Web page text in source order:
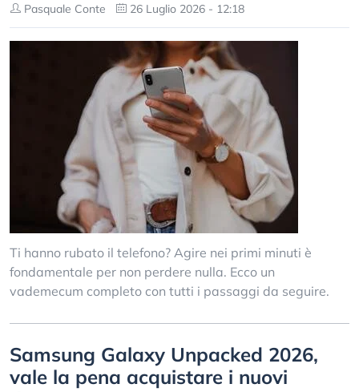
Pasquale Conte 26 Luglio 2026 - 12:18
Ti hanno rubato il telefono? Agire nei primi minuti è
fondamentale per non perdere nulla. Ecco un
vademecum completo con tutti i passaggi da seguire.
Samsung Galaxy Unpacked 2026,
vale la pena acquistare i nuovi